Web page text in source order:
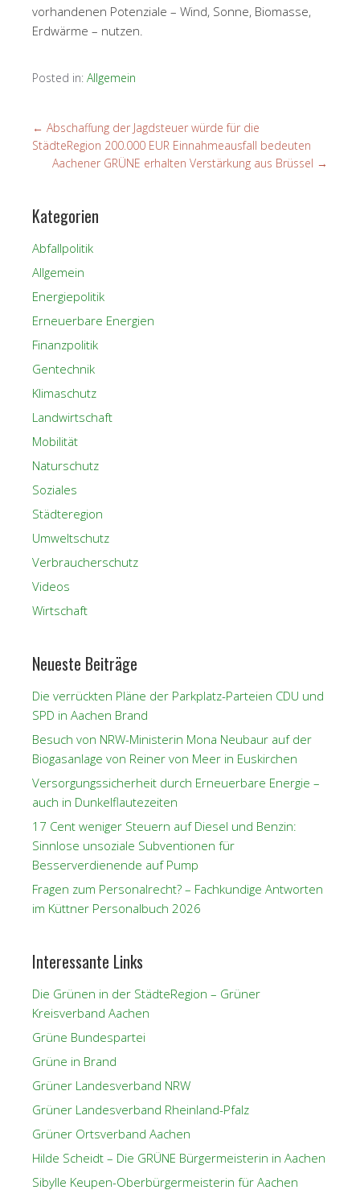
vorhandenen Potenziale – Wind, Sonne, Biomasse,
Erdwärme – nutzen.
Posted in: Allgemein
← Abschaffung der Jagdsteuer würde für die
StädteRegion 200.000 EUR Einnahmeausfall bedeuten
Aachener GRÜNE erhalten Verstärkung aus Brüssel →
Kategorien
Abfallpolitik
Allgemein
Energiepolitik
Erneuerbare Energien
Finanzpolitik
Gentechnik
Klimaschutz
Landwirtschaft
Mobilität
Naturschutz
Soziales
Städteregion
Umweltschutz
Verbraucherschutz
Videos
Wirtschaft
Neueste Beiträge
Die verrückten Pläne der Parkplatz-Parteien CDU und
SPD in Aachen Brand
Besuch von NRW-Ministerin Mona Neubaur auf der
Biogasanlage von Reiner von Meer in Euskirchen
Versorgungssicherheit durch Erneuerbare Energie –
auch in Dunkelflautezeiten
17 Cent weniger Steuern auf Diesel und Benzin:
Sinnlose unsoziale Subventionen für
Besserverdienende auf Pump
Fragen zum Personalrecht? – Fachkundige Antworten
im Küttner Personalbuch 2026
Interessante Links
Die Grünen in der StädteRegion – Grüner
Kreisverband Aachen
Grüne Bundespartei
Grüne in Brand
Grüner Landesverband NRW
Grüner Landesverband Rheinland-Pfalz
Grüner Ortsverband Aachen
Hilde Scheidt – Die GRÜNE Bürgermeisterin in Aachen
Sibylle Keupen-Oberbürgermeisterin für Aachen